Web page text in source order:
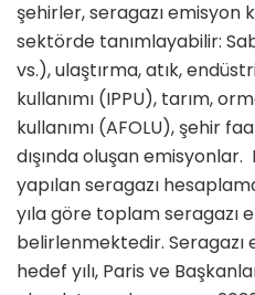
şehirler, seragazı emisyon
sektörde tanımlayabilir:
vs.), ulaştırma, atık,
kullanımı (IPPU), tarım,
kullanımı (AFOLU), şehir
dışında oluşan
yapılan seragazı
yıla göre toplam seragazı
belirlenmektedir. Seragazı
hedef yılı, Paris ve